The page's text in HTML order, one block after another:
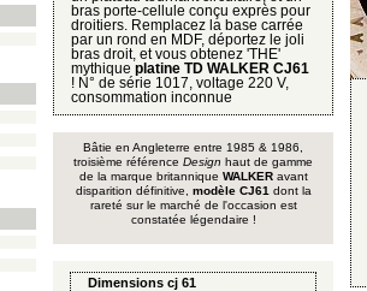
bras porte-cellule conçu exprès pour
droitiers. Remplacez la base carrée
par un rond en MDF, déportez le joli
bras droit, et vous obtenez 'THE'
mythique platine TD WALKER CJ61
! N° de série 1017, voltage 220 V,
consommation inconnue
Bâtie en Angleterre entre 1985 & 1986,
troisième référence Design haut de gamme
de la marque britannique WALKERavant
disparition définitive, modèle CJ61 dont la
rareté sur le marché de l'occasion est
constatée légendaire !
Dimensions cj 61